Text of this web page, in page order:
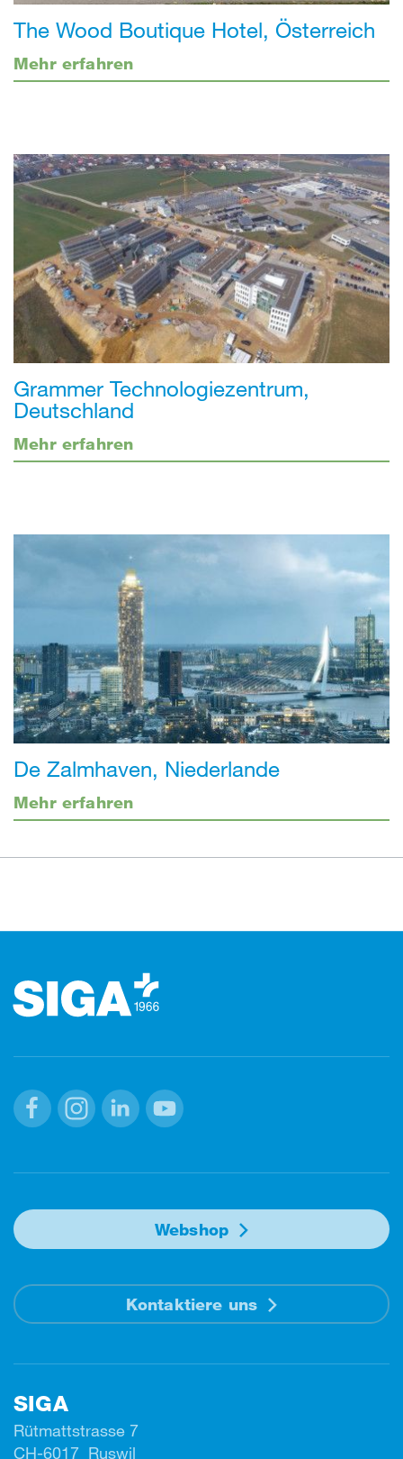
The Wood Boutique Hotel, Österreich
Mehr erfahren
Grammer Technologiezentrum,
Deutschland
Mehr erfahren
De Zalmhaven, Niederlande
Mehr erfahren
Webshop
Kontaktiere uns
SIGA
Rütmattstrasse 7
CH-6017 Ruswil